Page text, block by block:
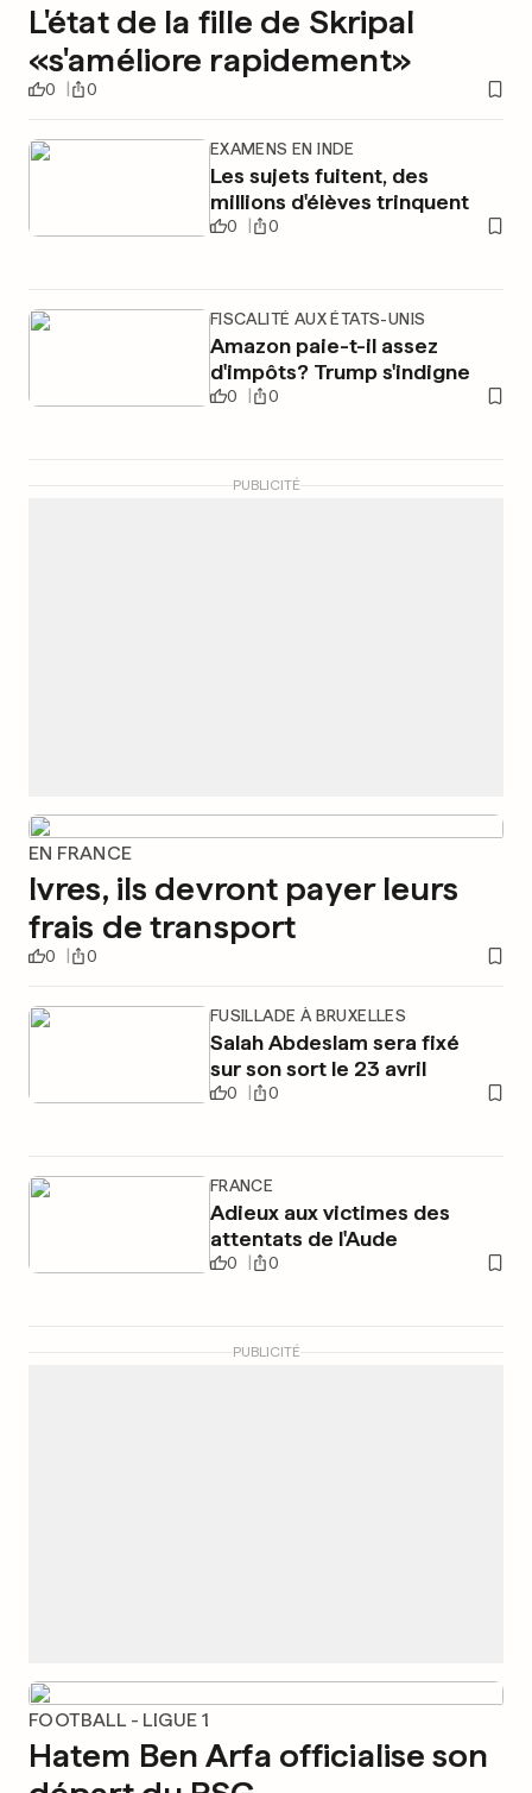
L'état de la fille de Skripal
«s'améliore rapidement»
0 0
EXAMENS EN INDE
Les sujets fuitent, des
millions d'élèves trinquent
0 0
FISCALITÉ AUX ÉTATS-UNIS
Amazon paie-t-il assez
d'impôts? Trump s'indigne
0 0
PUBLICITÉ
EN FRANCE
Ivres, ils devront payer leurs
frais de transport
0 0
FUSILLADE À BRUXELLES
Salah Abdeslam sera fixé
sur son sort le 23 avril
0 0
FRANCE
Adieux aux victimes des
attentats de l'Aude
0 0
PUBLICITÉ
FOOTBALL - LIGUE 1
Hatem Ben Arfa officialise son